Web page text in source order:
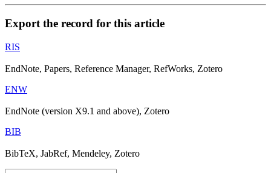
Export the record for this article
RIS
EndNote, Papers, Reference Manager, RefWorks, Zotero
ENW
EndNote (version X9.1 and above), Zotero
BIB
BibTeX, JabRef, Mendeley, Zotero